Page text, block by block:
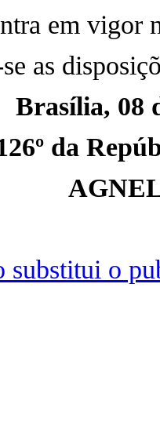
em vigor
as
Brasília, 08
da
substitui o